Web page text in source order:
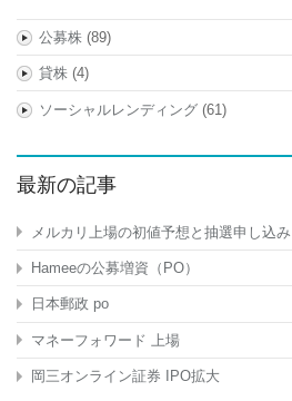
公募株(89)
貸株(4)
ソーシャルレンディング(61)
最新の記事
メルカリ上場の初値予想と抽選申し込み
Hameeの公募増資（PO）
日本郵政 po
マネーフォワード 上場
岡三オンライン証券 IPO拡大